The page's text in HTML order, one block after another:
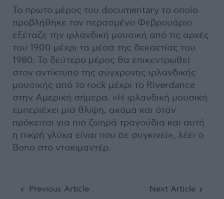
To πρώτο μέρος του documentary το οποίο
προβλήθηκε τον περασμένο Φεβρουάριο
εξέταζε την ιρλανδική μουσική από τις αρχές
του 1900 μέχρι τα μέσα της δεκαετίας του
1980. Το δεύτερο μέρος θα επικεντρωθεί
στον αντίκτυπο της σύγχρονης ιρλανδικής
μουσικής από το rock μέχρι το Riverdance
στην Αμερική σήμερα. «Η ιρλανδική μουσική
εμπεριέχει μια θλίψη, ακόμα και όταν
πρόκειται για πιο ζωηρά τραγούδια και αυτή
η πικρή γλύκα είναι που σε συγκινεί», λέει ο
Bono στο ντοκιμαντέρ.
Previous Article Next Article